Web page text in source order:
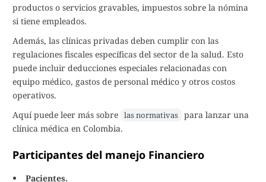
productos o servicios gravables, impuestos sobre la nómina
si tiene empleados.
Además, las clínicas privadas deben cumplir con las
regulaciones fiscales específicas del sector de la salud. Esto
puede incluir deducciones especiales relacionadas con
equipo médico, gastos de personal médico y otros costos
operativos.
Aquí puede leer más sobre las normativas para lanzar una
clínica médica en Colombia.
Participantes del manejo Financiero
Pacientes.